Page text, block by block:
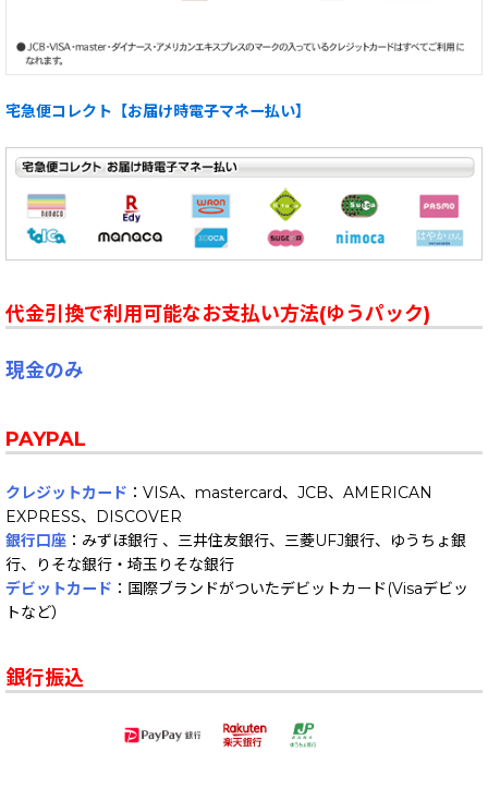
宅急便コレクト【お届け時電子マネー払い】
代金引換で利用可能なお支払い方法(ゆうパック)
現金のみ
PAYPAL
クレジットカード ：VISA、mastercard、JCB、AMERICAN
EXPRESS、DISCOVER
銀行口座 ：みずほ銀行 、三井住友銀行、三菱UFJ銀行、ゆうちょ銀
行、りそな銀行・埼玉りそな銀行
デビットカード ：国際ブランドがついたデビットカード(Visaデビッ
トなど）
銀行振込